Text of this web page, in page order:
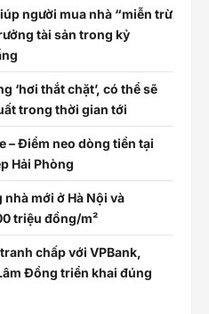
người mua nhà “miễn trừ
tài sản trong kỷ
‘hơi thắt chặt’, có thể sẽ
trong thời gian tới
– Điểm neo dòng tiền tại
Hải Phòng
mới ở Hà Nội và
triệu đồng/m²
chấp với VPBank,
Đồng triển khai đúng